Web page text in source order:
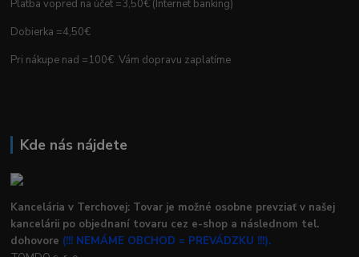
Platba vopred na účet =3,50€ (Internet banking)
Dobierka =4,50€
Pri nákupe nad =100€ Vám dopravu zaplatíme
Kde nás nájdete
Kancelária v Terchovej: Tovar je možné osobne prevziať v našej
kancelárii po objednaní tovaru cez e-shop a následnom tel.
dohovore (!!! NEMÁME OBCHOD = PREVÁDZKU !!!).